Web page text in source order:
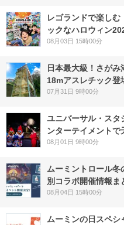
レゴランドで楽し
ックなハロウィン
08月03日 15時00分
日本最大級！さがみ
18mアスレチック登
07月31日 9時00分
ユニバーサル・スタ
ンターテイメントで
08月01日 9時00分
ムーミントロール
別コラボ開催情報ま
08月04日 15時00分
ムーミンの日スペ